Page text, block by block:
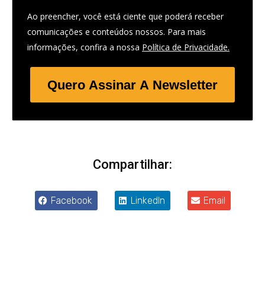
Ao preencher, você está ciente que poderá receber
comunicações e conteúdos nossos. Para mais
informações, confira a nossa Política de Privacidade.
Quero Assinar A Newsletter
Compartilhar:
Facebook LinkedIn Email